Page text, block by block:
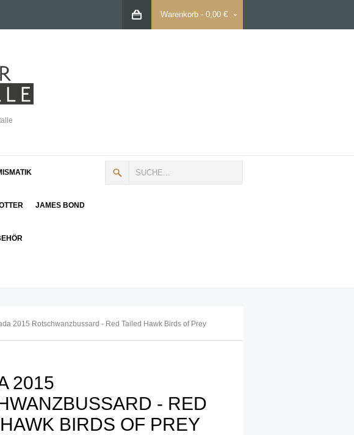
Warenkorb - 0,00 €
JAMES BOND
2015 Rotschwanzbussard - Red Tailed Hawk Birds of Prey
2015
- RED
BIRDS OF PREY